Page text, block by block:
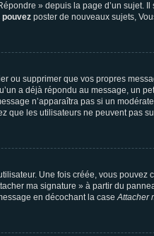
» depuis la page d’un
pouvez poster de nouveaux sujets,
ou supprimer que vos propres
a déjà répondu au message, un
n’apparaîtra pas si un
que les utilisateurs ne peuvent pas
Une fois créée, vous pouvez
ma signature » à partir du
en décochant la caseAttacher